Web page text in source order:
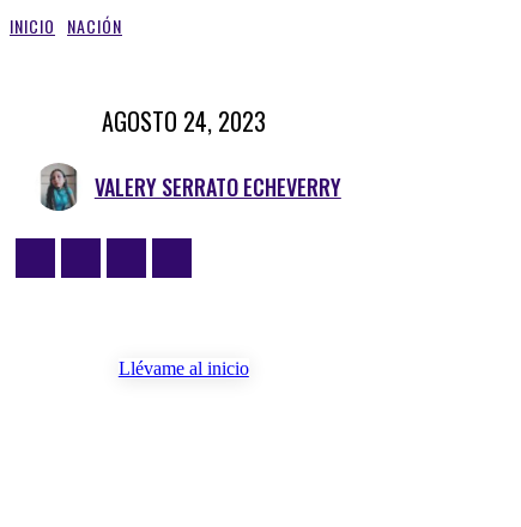
INICIO NACIÓN
AGOSTO 24, 2023
VALERY SERRATO ECHEVERRY
Llévame al inicio